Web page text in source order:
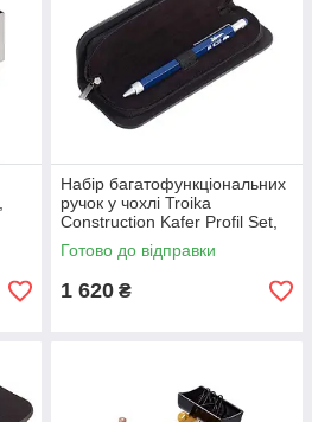
Набір багатофункціональних
ручок у чохлі Troika
Construction Kafer Profil Set,
комплект інструментальних
кулькових ручок
Готово до відправки
1 620 ₴